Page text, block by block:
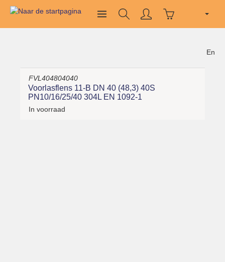
En
FVL404804040
Voorlasflens 11-B DN 40 (48,3) 40S
PN10/16/25/40 304L EN 1092-1
In voorraad